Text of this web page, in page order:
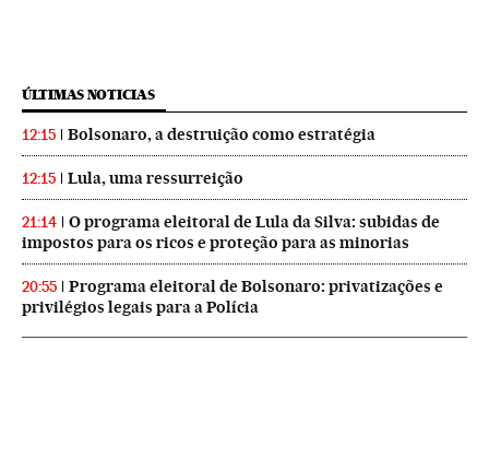
ÚLTIMAS NOTICIAS
12:15 Bolsonaro, a destruição como estratégia
12:15 Lula, uma ressurreição
21:14
O programa eleitoral de Lula da Silva: subidas de
impostos para os ricos e proteção para as minorias
20:55
Programa eleitoral de Bolsonaro: privatizações e
privilégios legais para a Polícia